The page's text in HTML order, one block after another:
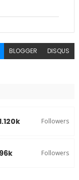
BLOGGER DISQUS
Followers
96k Followers